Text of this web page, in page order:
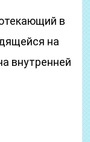
в
на
внутренней